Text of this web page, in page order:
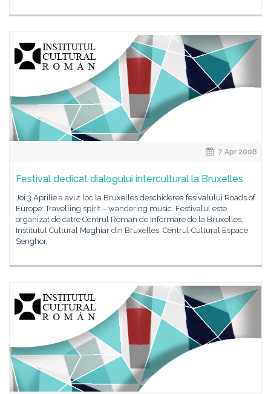
7 Apr 2008
Festival dedicat dialogului intercultural la Bruxelles
Joi 3 Aprilie a avut loc la Bruxelles deschiderea fesivalului Roads of
Europe: Travelling spirit – wandering music. Festivalul este
organizat de catre Centrul Roman de Informare de la Bruxelles,
Institutul Cultural Maghiar din Bruxelles, Centrul Cultural Espace
Senghor,